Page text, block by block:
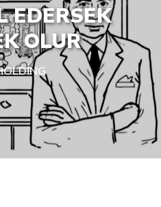
EDERSEK
OLUR